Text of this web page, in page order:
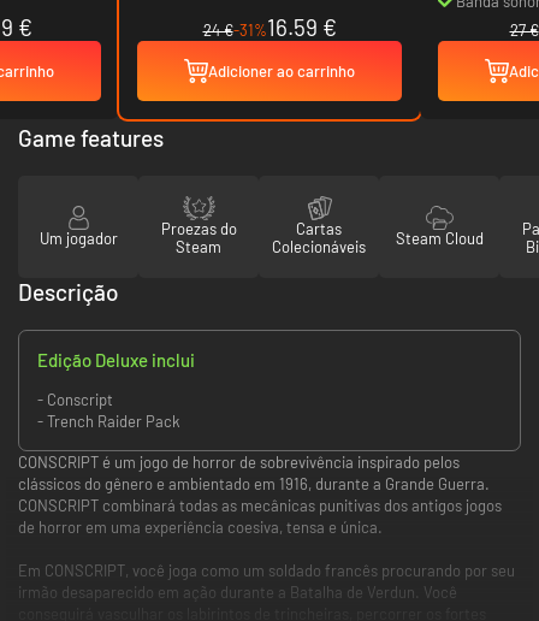
€ 24 €-31%16.59 €
Adicioner ao carrinho
27 €
Game features
Um jogador
Proezas do
Steam
Cartas
Colecionáveis
Steam Cloud
Descrição
Edição Deluxe inclui
- Conscript
- Trench Raider Pack
CONSCRIPT é um jogo de horror de sobrevivência inspirado pelos
clássicos do gênero e ambientado em 1916, durante a Grande Guerra.
CONSCRIPT combinará todas as mecânicas punitivas dos antigos jogos
de horror em uma experiência coesiva, tensa e única.
Em CONSCRIPT, você joga como um soldado francês procurando por seu
irmão desaparecido em ação durante a Batalha de Verdun. Você